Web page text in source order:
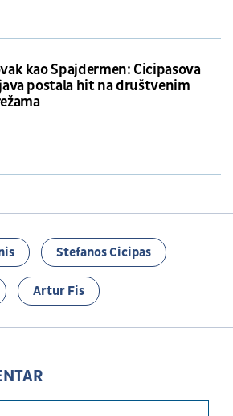
kao Spajdermen: Cicipasova
postala hit na društvenim
Stefanos Cicipas
Artur Fis